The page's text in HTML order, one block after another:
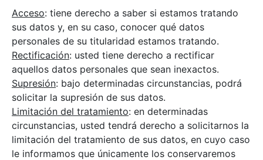
Acceso: tiene derecho a saber si estamos tratando
sus datos y, en su caso, conocer qué datos
personales de su titularidad estamos tratando.
Rectificación: usted tiene derecho a rectificar
aquellos datos personales que sean inexactos.
Supresión: bajo determinadas circunstancias, podrá
solicitar la supresión de sus datos.
Limitación del tratamiento: en determinadas
circunstancias, usted tendrá derecho a solicitarnos la
limitación del tratamiento de sus datos, en cuyo caso
le informamos que únicamente los conservaremos